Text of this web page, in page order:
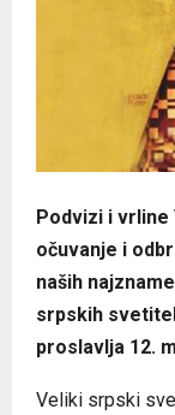
Podvizi i
očuvanje i
naših
srpskih
proslavlja 12.
Veliki srpski